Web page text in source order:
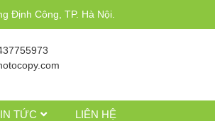
Định Công, TP. Hà Nội.
TỨC LIÊN HỆ